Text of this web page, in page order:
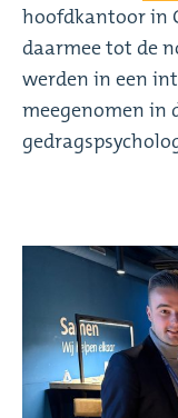
hoofdkantoor in
daarmee tot de
werden in een
meegenomen in